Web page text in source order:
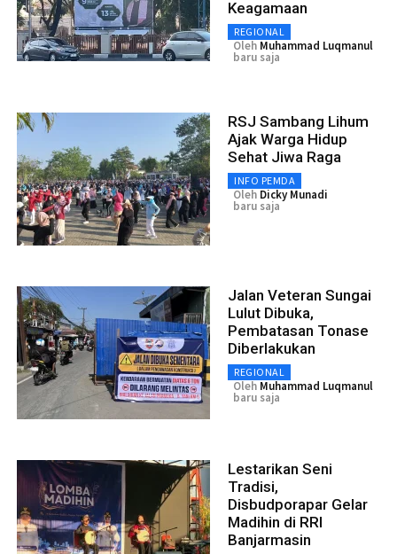
Keagamaan
REGIONAL
Oleh Muhammad Luqmanul
baru saja
RSJ Sambang Lihum
Ajak Warga Hidup
Sehat Jiwa Raga
INFO PEMDA
Oleh Dicky Munadi
baru saja
Jalan Veteran Sungai
Lulut Dibuka,
Pembatasan Tonase
Diberlakukan
REGIONAL
Oleh Muhammad Luqmanul
baru saja
Lestarikan Seni
Tradisi,
Disbudporapar Gelar
Madihin di RRI
Banjarmasin